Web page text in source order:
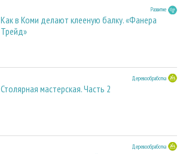
Развитие
Как в Коми делают клееную балку. «Фанера
Трейд»
Деревообработка
Столярная мастерская. Часть 2
Деревообработка